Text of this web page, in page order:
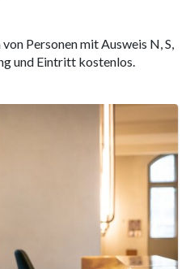
Personen mit Ausweis N, S,
und Eintritt kostenlos.